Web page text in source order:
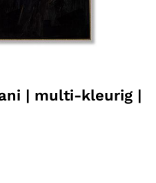
| multi-kleurig |